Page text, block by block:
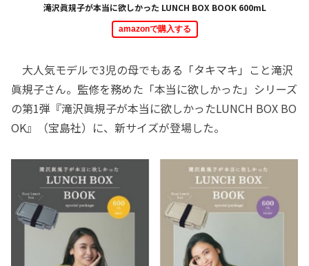
滝沢眞規子が本当に欲しかった LUNCH BOX BOOK 600mL
amazonで購入する
大人気モデルで3児の母でもある「タキマキ」こと滝沢
眞規子さん。監修を務めた「本当に欲しかった」シリーズ
の第1弾『滝沢眞規子が本当に欲しかったLUNCH BOX BO
OK』（宝島社）に、新サイズが登場した。